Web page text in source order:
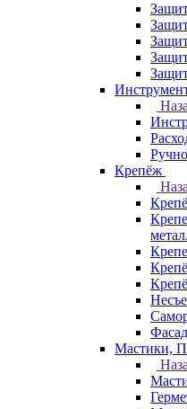
Крепёж
Мастики,